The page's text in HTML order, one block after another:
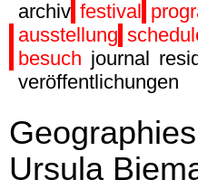
archiv festival
ausstellung
besuch journal
veröffentlichungen
Ursula